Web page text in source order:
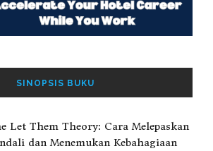
SINOPSIS BUKU
Let Them Theory: Cara Melepaskan
dan Menemukan Kebahagiaan